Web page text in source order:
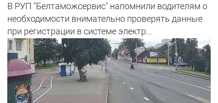
В РУП "Белтаможсервис" напомнили водителям о
необходимости внимательно проверять данные
при регистрации в системе электр...